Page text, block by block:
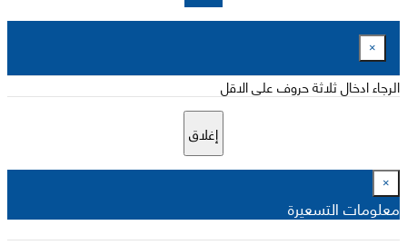
×
الرجاء ادخال ثلاثة حروف على الاقل
إغلاق
×
معلومات التسعيرة